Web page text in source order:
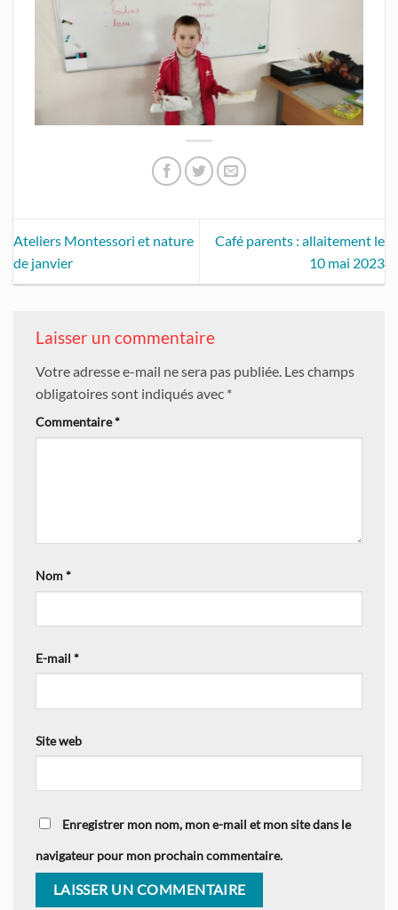
Ateliers Montessori et nature
de janvier
Café parents : allaitement le
10 mai 2023
Laisser un commentaire
Votre adresse e-mail ne sera pas publiée. Les champs
obligatoires sont indiqués avec *
Commentaire*
Nom*
E-mail *
Site web
Enregistrer mon nom, mon e-mail et mon site dans le
navigateur pour mon prochain commentaire.